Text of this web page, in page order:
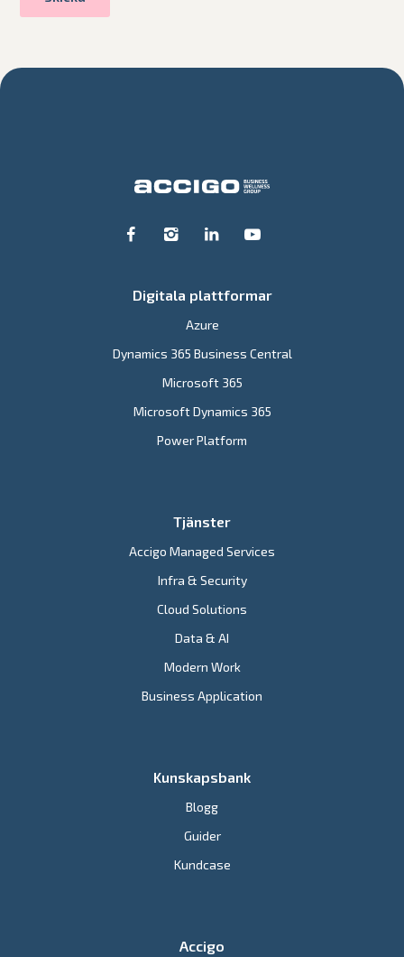
Digitala plattformar
Azure
Dynamics 365 Business Central
Microsoft 365
Microsoft Dynamics 365
Power Platform
Tjänster
Accigo Managed Services
Infra & Security
Cloud Solutions
Data & AI
Modern Work
Business Application
Kunskapsbank
Blogg
Guider
Kundcase
Accigo